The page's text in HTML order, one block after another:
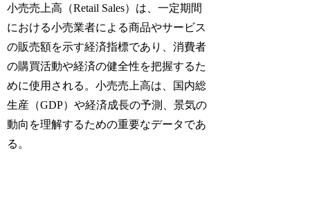
小売売上高（Retail Sales）は、一定期間
における小売業者による商品やサービス
の販売額を示す経済指標であり、消費者
の購買活動や経済の健全性を把握するた
めに使用される。小売売上高は、国内総
生産（GDP）や経済成長の予測、景気の
動向を理解するための重要なデータであ
る。